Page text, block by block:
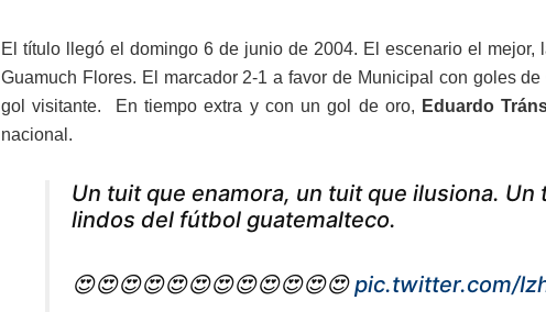
El título llegó el domingo 6 de junio de 2004. El escenario el
Guamuch Flores. El marcador 2-1 a favor de Municipal con goles de
gol visitante. En tiempo extra y con un gol de oro, Eduardo
nacional.
Un tuit que enamora, un tuit que ilusiona.
lindos del fútbol guatemalteco.
😍😍😍😍😍😍😍😍😍😍😍😍pic.twitter.com/